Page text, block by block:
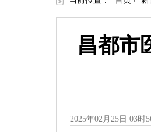
昌都市
2025年02月25日 03时